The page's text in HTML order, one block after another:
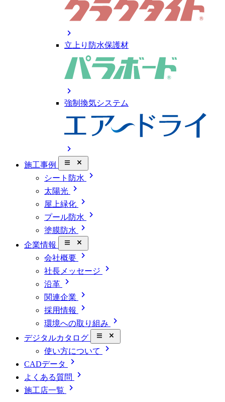
chevron_right
立上り防水保護材
chevron_right
強制換気システム
chevron_right
施工事例 close_small
シート防水 chevron_right
太陽光 chevron_right
屋上緑化 chevron_right
プール防水 chevron_right
塗膜防水 chevron_right
企業情報 close_small
会社概要 chevron_right
社長メッセージ chevron_right
沿革 chevron_right
関連企業 chevron_right
採用情報 chevron_right
環境への取り組み chevron_right
デジタルカタログ close_small
使い方について chevron_right
CADデータ chevron_right
よくある質問 chevron_right
施工店一覧
chevron_right